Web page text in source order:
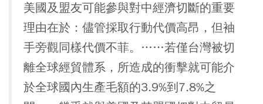
美國及盟友可能參與對中經濟切斷的重要
理由在於：儘管採取行動代價高昂，但袖
手旁觀同樣代價不菲。……若僅台灣被切
離全球經貿體系，所造成的衝擊就可能介
於全球國內生產毛額的3.9%到7.8%之